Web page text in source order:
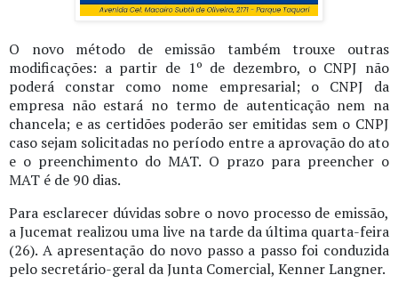
O novo método de emissão também trouxe outras
modificações: a partir de 1º de dezembro, o CNPJ não
poderá constar como nome empresarial; o CNPJ da
empresa não estará no termo de autenticação nem na
chancela; e as certidões poderão ser emitidas sem o CNPJ
caso sejam solicitadas no período entre a aprovação do ato
e o preenchimento do MAT. O prazo para preencher o
MAT é de 90 dias.
Para esclarecer dúvidas sobre o novo processo de emissão,
a Jucemat realizou uma live na tarde da última quarta-feira
(26). A apresentação do novo passo a passo foi conduzida
pelo secretário-geral da Junta Comercial, Kenner Langner.